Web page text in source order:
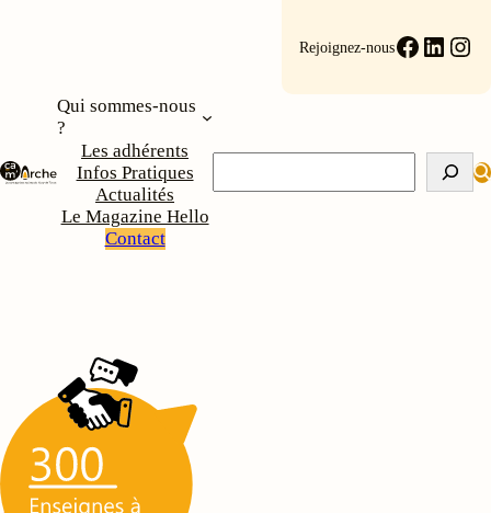
Rejoignez-nous
Qui sommes-nous
?
Les adhérents
Infos Pratiques
Actualités
Le Magazine Hello
Contact